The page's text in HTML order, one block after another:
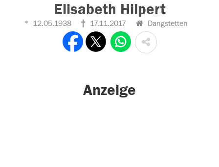
Elisabeth Hilpert
12.05.1938 17.11.2017 Dangstetten
Anzeige